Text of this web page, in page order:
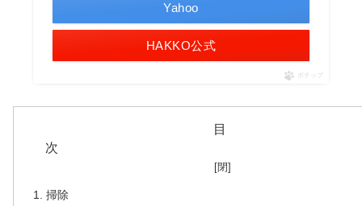
Yahoo
HAKKO公式
ポチップ
目
掃除